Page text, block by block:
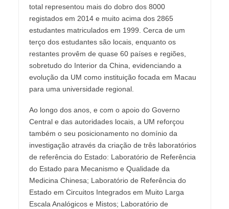
total representou mais do dobro dos 8000
registados em 2014 e muito acima dos 2865
estudantes matriculados em 1999. Cerca de um
terço dos estudantes são locais, enquanto os
restantes provêm de quase 60 países e regiões,
sobretudo do Interior da China, evidenciando a
evolução da UM como instituição focada em Macau
para uma universidade regional.
Ao longo dos anos, e com o apoio do Governo
Central e das autoridades locais, a UM reforçou
também o seu posicionamento no domínio da
investigação através da criação de três laboratórios
de referência do Estado: Laboratório de Referência
do Estado para Mecanismo e Qualidade da
Medicina Chinesa; Laboratório de Referência do
Estado em Circuitos Integrados em Muito Larga
Escala Analógicos e Mistos; Laboratório de